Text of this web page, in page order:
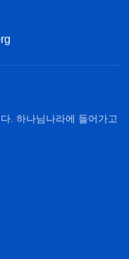
고, 자기가 가진 모
은 가족, 돈, 명예,
기구하다고 불평하
사람이 꼭 알아야
되든 명성과 부만
고 얼굴에 주름이
. 하나님나라에 들어가고